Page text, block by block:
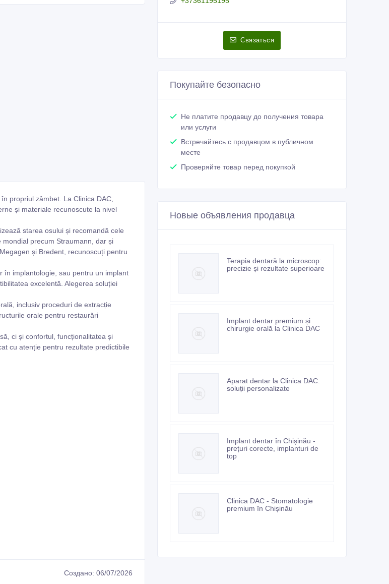
propriul zâmbet. La Clinica DAC,
și materiale recunoscute la nivel
starea osului și recomandă cele
precum Straumann, dar și
și Bredent, recunoscuți pentru
în implantologie, sau pentru un implant
excelentă. Alegerea soluției
inclusiv proceduri de extracție
orale pentru restaurări
ci și confortul, funcționalitatea și
cu atenție pentru rezultate predictibile
Создано: 06/07/2026
Связаться
Покупайте безопасно
Не платите продавцу до получения товара
или услуги
Встречайтесь с продавцом в публичном
месте
Проверяйте товар перед покупкой
Новые объявления продавца
Terapia dentară la microscop:
precizie și rezultate superioare
Implant dentar premium și
chirurgie orală la Clinica DAC
Aparat dentar la Clinica DAC:
soluții personalizate
Implant dentar în Chișinău -
prețuri corecte, implanturi de
top
Clinica DAC - Stomatologie
premium în Chișinău